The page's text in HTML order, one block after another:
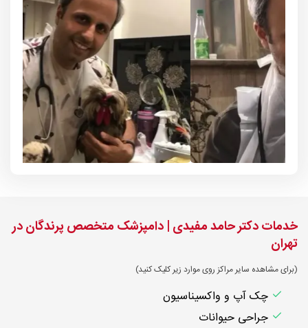
خدمات دکتر حامد مفیدی | دامپزشک متخصص پرندگان در
تهران
(برای مشاهده سایر مراکز روی موارد زیر کلیک کنید)
چک آپ و واکسیناسیون
جراحی حیوانات